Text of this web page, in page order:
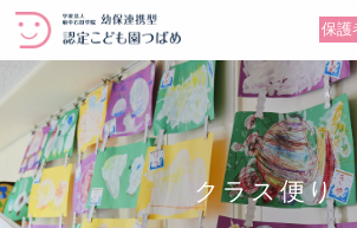
保護
クラス便り